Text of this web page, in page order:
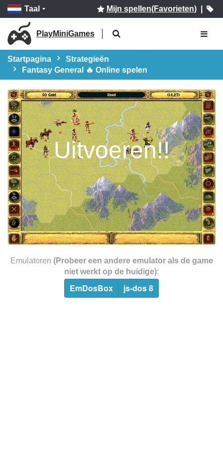
Taal Mijn spellen(Favorieten)|
PlayMiniGames
Startpagina
Strategieën
Fantasy General 🔥 Online spelen
Uitvoeren!!
Emulatoren (Probeer een andere emulator als de game
niet werkt op de huidige):
EmDosBox js-dos 8